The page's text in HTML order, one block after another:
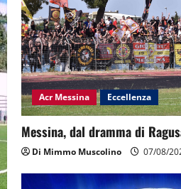
Acr Messina Eccellenza
Messina, dal dramma di
Di Mimmo Muscolino 07/08/